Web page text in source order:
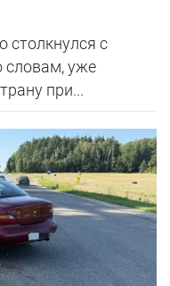
столкнулся с
словам, уже
при...